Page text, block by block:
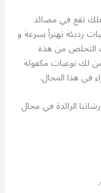
تقع في مصائد
رديئة تهترأ بسرعة و
التخلص من هذه
لك نوعيات مكفولة
في هذا المجال.
الرائدة في مجال